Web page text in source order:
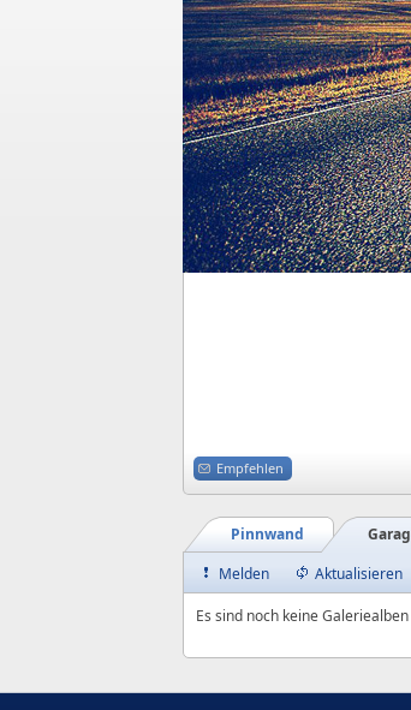
Empfehlen
Pinnwand
Melden
Aktualisieren
Es sind noch keine